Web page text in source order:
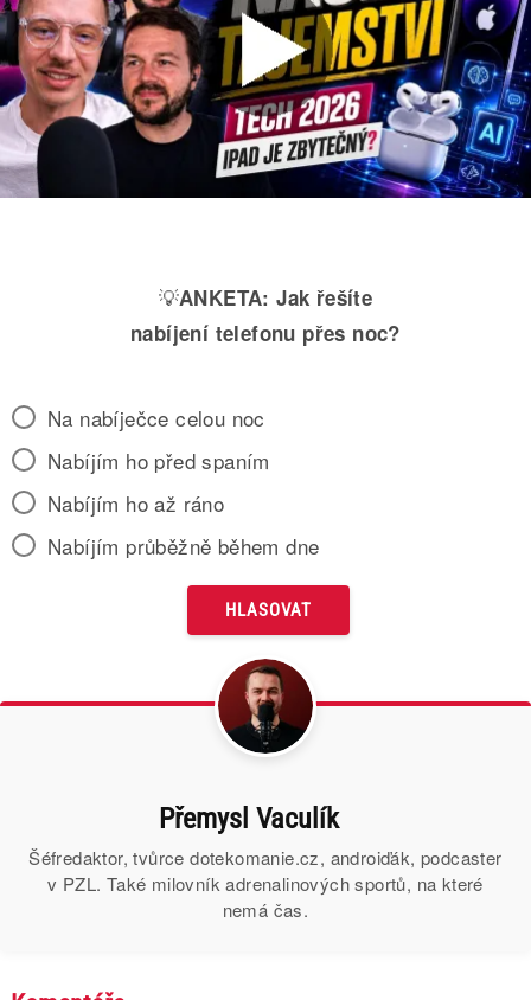
💡ANKETA: Jak řešíte
nabíjení telefonu přes noc?
Na nabíječce celou noc
Nabíjím ho před spaním
Nabíjím ho až ráno
Nabíjím průběžně během dne
Přemysl Vaculík
Šéfredaktor, tvůrce dotekomanie.cz, androiďák, podcaster
v PZL. Také milovník adrenalinových sportů, na které
nemá čas.